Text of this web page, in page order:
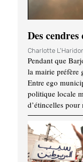
Des
Charlotte
Pendant que
la mairie préfère
Entre ego
politique locale
d’étincelles